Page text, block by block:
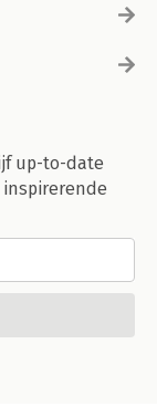
up-to-date